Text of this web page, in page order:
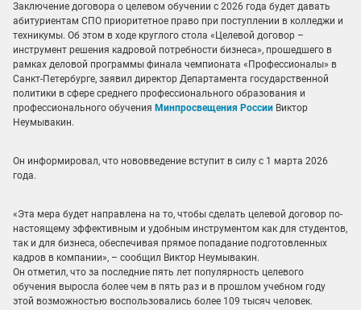
Заключение договора о целевом обучении с 2026 года будет давать
абитуриентам СПО приоритетное право при поступлении в колледжи и
техникумы. Об этом в ходе круглого стола «Целевой договор –
инструмент решения кадровой потребности бизнеса», прошедшего в
рамках деловой программы финала чемпионата «Профессионалы» в
Санкт-Петербурге, заявил директор Департамента государственной
политики в сфере среднего профессионального образования и
профессионального обучения Минпросвещения России Виктор
Неумывакин.
Он информировал, что нововведение вступит в силу с 1 марта 2026
года.
«Эта мера будет направлена на то, чтобы сделать целевой договор по-
настоящему эффективным и удобным инструментом как для студентов,
так и для бизнеса, обеспечивая прямое попадание подготовленных
кадров в компании», – сообщил Виктор Неумывакин.
Он отметил, что за последние пять лет популярность целевого
обучения выросла более чем в пять раз и в прошлом учебном году
этой возможностью воспользовались более 109 тысяч человек.